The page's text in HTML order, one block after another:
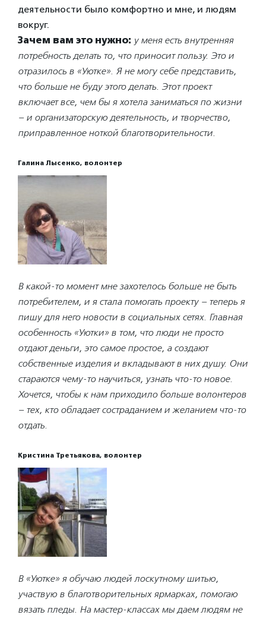
деятельности было комфортно и мне, и людям
вокруг.
Зачем вам это нужно: у меня есть внутренняя
потребность делать то, что приносит пользу. Это и
отразилось в «Уютке». Я не могу себе представить,
что больше не буду этого делать. Этот проект
включает все, чем бы я хотела заниматься по жизни
– и организаторскую деятельность, и творчество,
приправленное ноткой благотворительности.
Галина Лысенко, волонтер
В какой-то момент мне захотелось больше не быть
потребителем, и я стала помогать проекту – теперь я
пишу для него новости в социальных сетях. Главная
особенность «Уютки» в том, что люди не просто
отдают деньги, это самое простое, а создают
собственные изделия и вкладывают в них душу. Они
стараются чему-то научиться, узнать что-то новое.
Хочется, чтобы к нам приходило больше волонтеров
– тех, кто обладает состраданием и желанием что-то
отдать.
Кристина Третьякова, волонтер
В «Уютке» я обучаю людей лоскутному шитью,
участвую в благотворительных ярмарках, помогаю
вязать пледы. На мастер-классах мы даем людям не